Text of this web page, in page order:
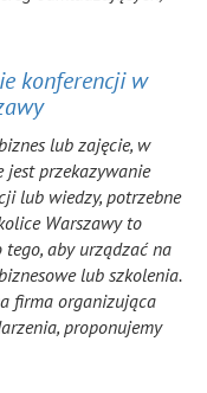
konferencji w
lub zajęcie, w
jest przekazywanie
lub wiedzy, potrzebne
Warszawy to
tego, aby urządzać na
lub szkolenia.
firma organizująca
proponujemy